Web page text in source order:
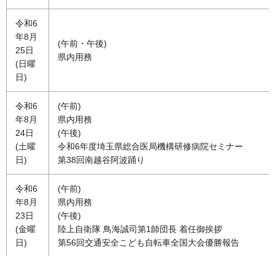
令和6
年8月
25日
(日曜
日)
(午前・午後)
県内用務
令和6
年8月
24日
(土曜
日)
(午前)
県内用務
(午後)
令和6年度埼玉県総合医局機構研修病院セミナー
第38回南越谷阿波踊り
令和6
年8月
23日
(金曜
日)
(午前)
県内用務
(午後)
陸上自衛隊 鳥海誠司第1師団長 着任御挨拶
第56回交通安全こども自転車全国大会優勝報告